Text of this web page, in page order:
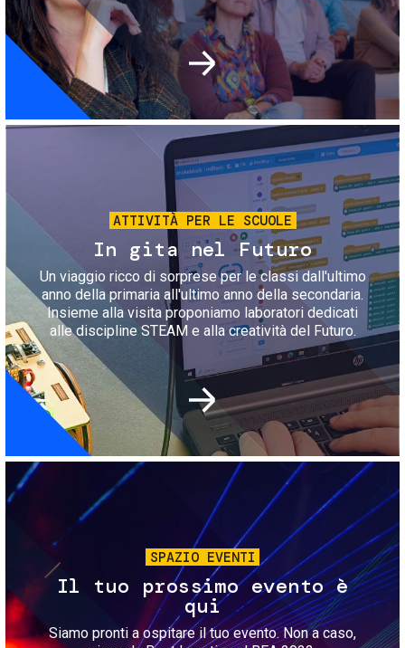
Immagine
ATTIVITÀ PER LE SCUOLE
In gita nel Futuro
Un viaggio ricco di sorprese per le classi dall'ultimo
anno della primaria all'ultimo anno della secondaria.
Insieme alla visita proponiamo laboratori dedicati
alle discipline STEAM e alla creatività del Futuro.
Immagine
SPAZIO EVENTI
Il tuo prossimo evento è
qui
Siamo pronti a ospitare il tuo evento. Non a caso,